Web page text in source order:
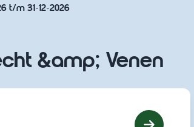
t/m 31-12-2026
&amp; Venen